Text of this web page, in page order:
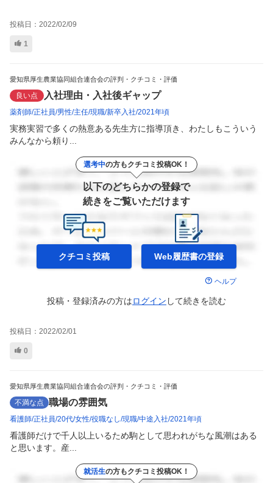
投稿日： 2022/02/09
1
愛知県厚生農業協同組合連合会の評判・クチコミ・評価
良い点 入社理由・入社後ギャップ
薬剤師 正社員 男性 主任 現職 新卒入社 2021年頃
実務実習で多くの熱意ある先生方に指導頂き、わたしもこういう
みんなから頼り...
選考中の方もクチコミ投稿OK！
以下のどちらかの登録で
続きをご覧いただけます
クチコミ投稿 Web履歴書の登録
ヘルプ
投稿・登録済みの方はログイン して続きを読む
投稿日： 2022/02/01
0
愛知県厚生農業協同組合連合会の評判・クチコミ・評価
不満な点 職場の雰囲気
看護師 正社員 20代 女性 役職なし 現職 中途入社 2021年頃
看護師だけで千人以上いるため駒として思われがちな風潮はある
と思います。産...
就活生の方もクチコミ投稿OK！